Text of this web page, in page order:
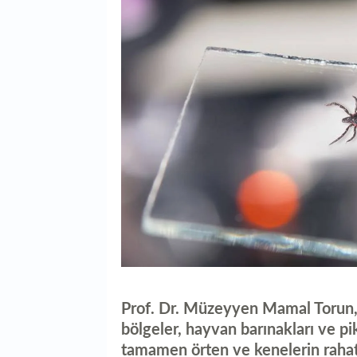
Prof. Dr. Müzeyyen Mamal
bölgeler, hayvan barınakları ve
tamamen örten ve kenelerin